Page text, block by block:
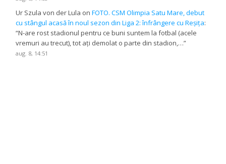
Ur Szula von der Lula onFOTO. CSM Olimpia Satu Mare, debut
cu stângul acasă în noul sezon din Liga 2: înfrângere cu Reșița:
“N-are rost stadionul pentru ce buni suntem la fotbal (acele
vremuri au trecut), tot ați demolat o parte din stadion,…”
aug. 8, 14:51